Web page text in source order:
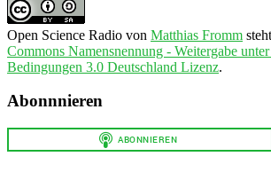
Open Science Radio von Matthias Fromm
Commons Namensnennung - Weitergabe
Bedingungen 3.0 Deutschland Lizenz.
Abonnnieren